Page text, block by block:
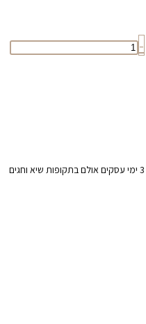
-
החברה עושה את מירב המאמצים לספק תוך 3 ימי עסקים אולם בתקופות שיא וחגים